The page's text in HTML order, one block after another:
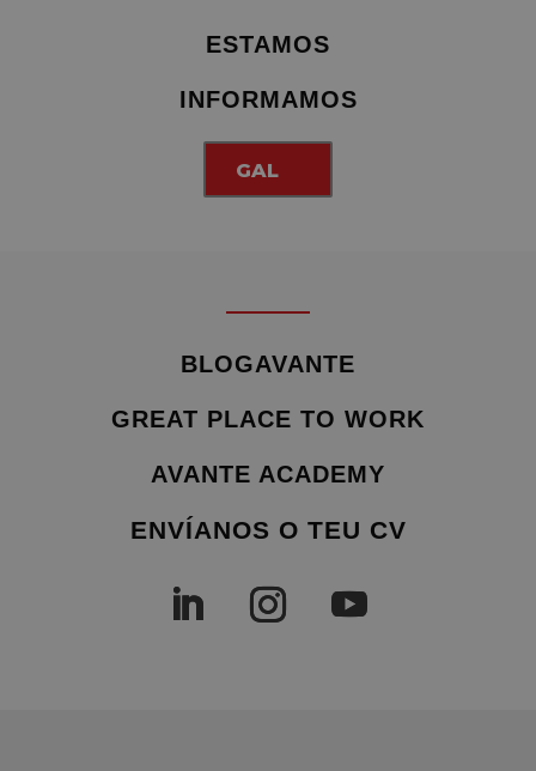
ESTAMOS
INFORMAMOS
GAL
BLOGAVANTE
GREAT PLACE TO WORK
AVANTE ACADEMY
ENVÍANOS O TEU CV